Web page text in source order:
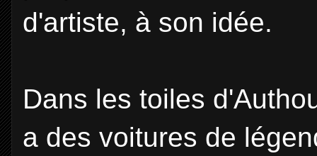
d'artiste, à son idée.
Dans les toiles
a des voitures de